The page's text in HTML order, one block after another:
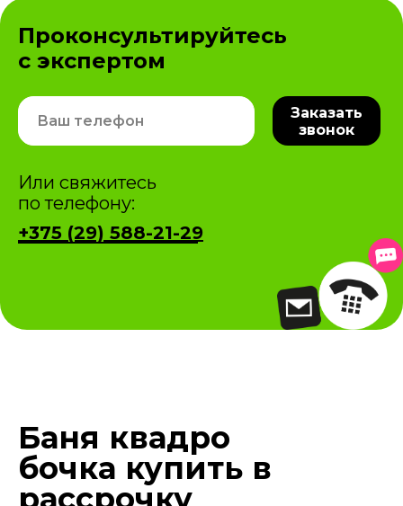
Заказать
звонок
Или свяжитесь
по телефону:
+375 (29) 588-21-29
Проконсультируйтесь
с экспертом
Баня квадро
бочка купить в